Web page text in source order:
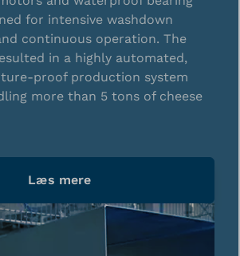
for intensive washdown
continuous operation. The
in a highly automated,
proof production system
more than 5 tons of cheese
Læs mere